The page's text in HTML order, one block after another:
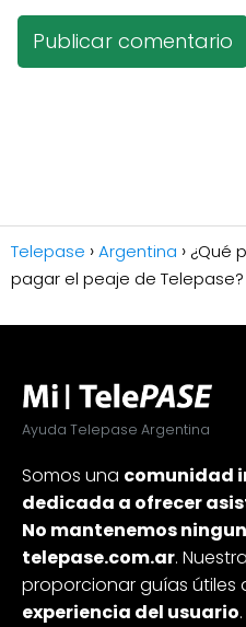
Telepase Argentina
¿Qué
pagar el peaje de Telepase?
Ayuda Telepase Argentina
Somos una comunidad
dedicada a ofrecer
No mantenemos
telepase.com.ar.
proporcionar guías útiles
experiencia del usuario.